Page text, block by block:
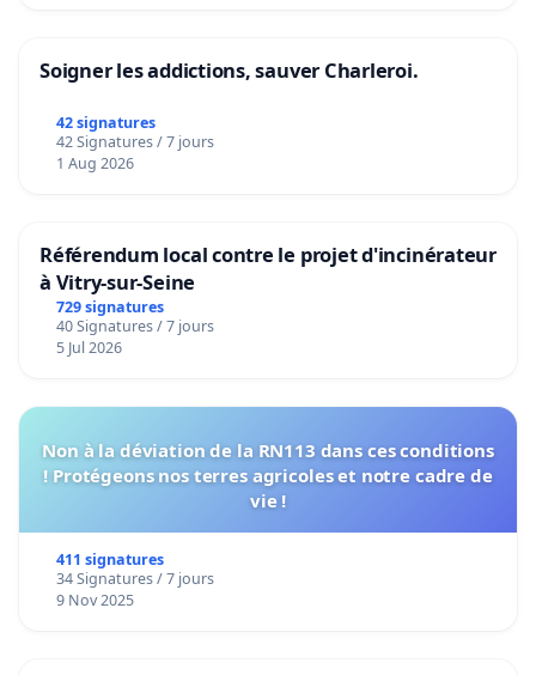
Soigner les addictions, sauver Charleroi.
42 signatures
42 Signatures / 7 jours
1 Aug 2026
Référendum local contre le projet d'incinérateur
à Vitry-sur-Seine
729 signatures
40 Signatures / 7 jours
5 Jul 2026
Non à la déviation de la RN113 dans ces conditions
! Protégeons nos terres agricoles et notre cadre de
vie !
411 signatures
34 Signatures / 7 jours
9 Nov 2025